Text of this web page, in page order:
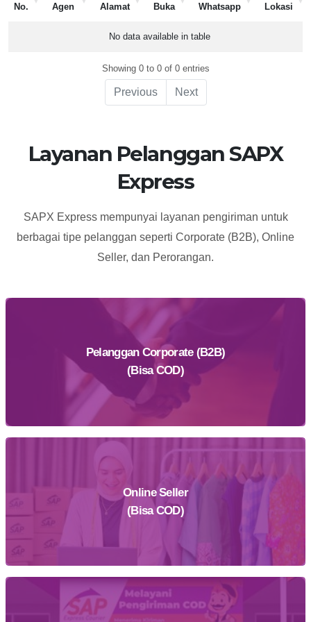
No. Agen Alamat Buka Whatsapp Lokasi
Alamat
Jam
Whatsapp
No data available in table
Showing 0 to 0 of 0 entries
Previous Next
Layanan Pelanggan SAPX
Express
SAPX Express mempunyai layanan pengiriman untuk
berbagai tipe pelanggan seperti Corporate (B2B), Online
Seller, dan Perorangan.
Pelanggan Corporate (B2B)
(Bisa COD)
Daftar Sekarang
Online Seller
(Bisa COD)